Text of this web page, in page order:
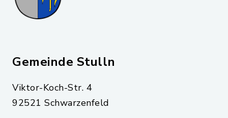
Gemeinde Stulln
Viktor-Koch-Str. 4
92521 Schwarzenfeld